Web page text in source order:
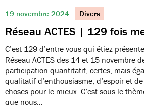
19 novembre 2024 Divers
Réseau ACTES | 129 fois
C’est 129 d’entre vous qui étiez
Réseau ACTES des 14 et 15 novembre
participation quantitatif, certes, mais
qualitatif d’enthousiasme, d’espoir et
choses pour le mieux. C’est sous le
que nous…